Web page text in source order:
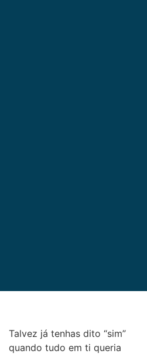
Talvez já tenhas dito “sim”
quando tudo em ti queria